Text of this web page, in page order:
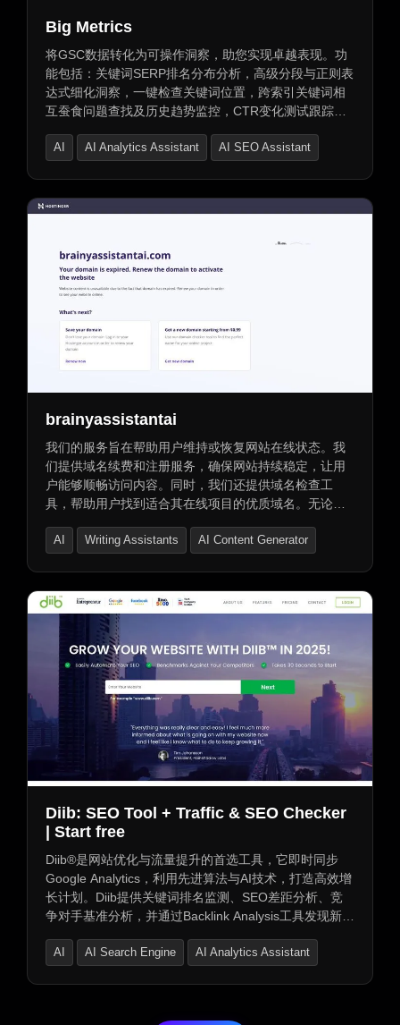
Big Metrics
将GSC数据转化为可操作洞察，助您实现卓越表现。功
能包括：关键词SERP排名分布分析，高级分段与正则表
达式细化洞察，一键检查关键词位置，跨索引关键词相
互蚕食问题查找及历史趋势监控，CTR变化测试跟踪关
的报告仪表板，支持多种数据处理时间段，理解设备类
AI AI Analytics Assistant AI SEO Assistant
brainyassistantai
我们的服务旨在帮助用户维持或恢复网站在线状态。我
们提供域名续费和注册服务，确保网站持续稳定，让用
户能够顺畅访问内容。同时，我们还提供域名检查工
具，帮助用户找到适合其在线项目的优质域名。无论是
服务。
AI Writing Assistants AI Content Generator
Diib: SEO Tool + Traffic & SEO Checker
| Start free
Diib®是网站优化与流量提升的首选工具，它即时同步
Google Analytics，利用先进算法与AI技术，打造高效增
长计划。Diib提供关键词排名监测、SEO差距分析、竞
争对手基准分析，并通过Backlink Analysis工具发现新回
名提升。Benchmarking功能持续对比网站绩效，展示竞
AI AI Search Engine AI Analytics Assistant